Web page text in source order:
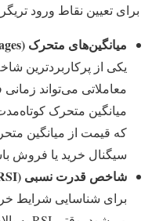
برای تعیین نقاط ورود
میانگین‌های متحرک (Moving Averages)
یکی از پرکاربردترین
معاملاتی می‌تواند
میانگین متحرک کوتاه‌مدت
سیگنال خرید یا فروش
شاخص قدرت نسبی (RSI)
برای شناسایی شرایط